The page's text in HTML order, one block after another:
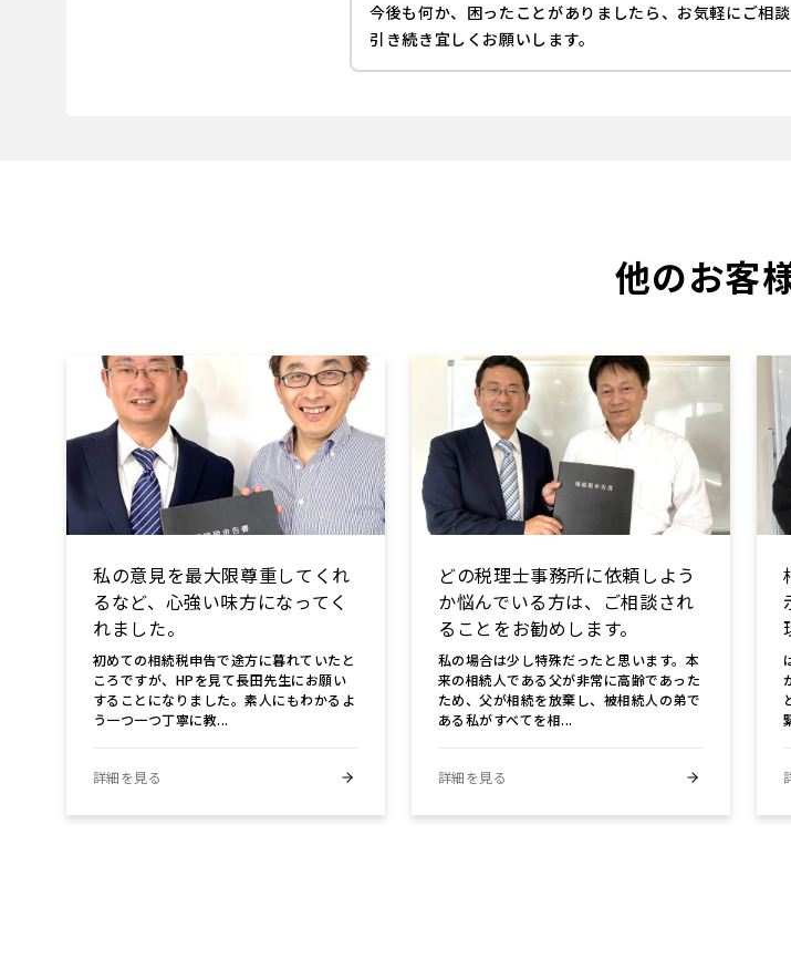
今後も何か、困ったことがありましたら、お気軽にご相談
引き続き宜しくお願いします。
他のお客
私の意見を最大限尊重してくれ
るなど、心強い味方になってく
れました。
初めての相続税申告で途方に暮れていたと
ころですが、HPを見て長田先生にお願い
することになりました。素人にもわかるよ
う一つ一つ丁寧に教...
詳細を見る
どの税理士事務所に依頼しよう
か悩んでいる方は、ご相談され
ることをお勧めします。
私の場合は少し特殊だったと思います。本
来の相続人である父が非常に高齢であった
ため、父が相続を放棄し、被相続人の弟で
ある私がすべてを相...
詳細を見る